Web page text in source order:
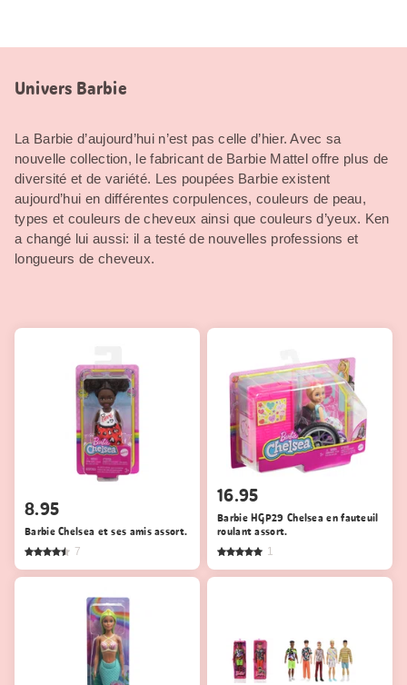
Univers Barbie
La Barbie d’aujourd’hui n’est pas celle d’hier. Avec sa
nouvelle collection, le fabricant de Barbie Mattel offre plus de
diversité et de variété. Les poupées Barbie existent
aujourd’hui en différentes corpulences, couleurs de peau,
types et couleurs de cheveux ainsi que couleurs d’yeux. Ken
a changé lui aussi: il a testé de nouvelles professions et
longueurs de cheveux.
8.95
Barbie Chelsea et ses amis assort.
7
16.95
Barbie HGP29 Chelsea en fauteuil
roulant assort.
1